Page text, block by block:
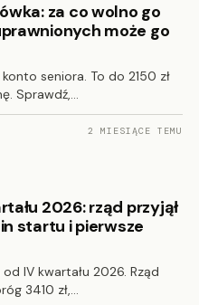
za co wolno go
może go
seniora. To do 2150 zł
Sprawdź,…
2 MIESIĄCE TEMU
2026: rząd przyjął
startu i pierwsze
IV kwartału 2026. Rząd
3410 zł,…